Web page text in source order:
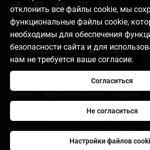
отклонить все файлы cookie, мы
функциональные файлы cookie,
необходимы для обеспечения
безопасности сайта и для
нам не требуется ваше согласие.
Согласиться
Не согласиться
Настройки файлов
Установить приложение
Настройки файлов
Developers Portal